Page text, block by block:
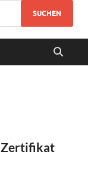
Zertifikat